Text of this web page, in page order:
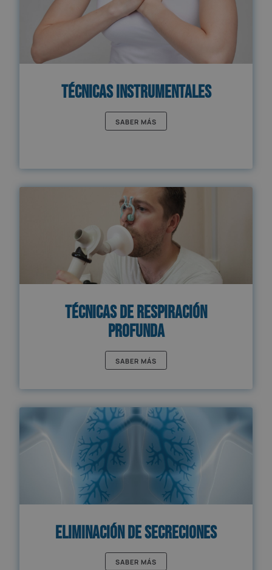
Técnicas Instrumentales
SABER MÁS
Técnicas de Respiración
Profunda
SABER MÁS
Eliminación de Secreciones
SABER MÁS